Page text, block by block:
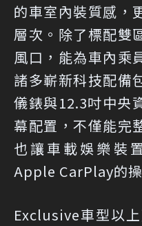
的車室內裝質感，
層次。除了標配雙
風口，能為車內乘
諸多嶄新科技配備
儀錶與12.3吋中央
幕配置，不僅能完
也讓車載娛樂裝
Apple CarPlay的操
Exclusive車型以